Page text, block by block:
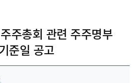
주총회 관련 주주명부
준일 공고